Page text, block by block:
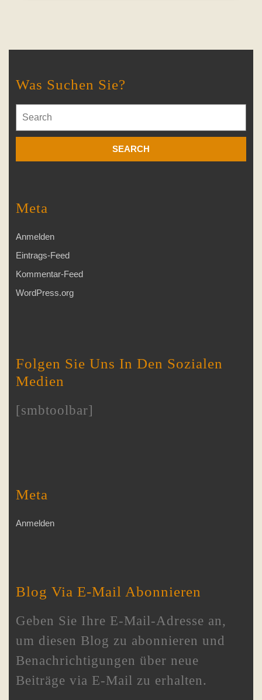
Was Suchen Sie?
for:
Meta
Anmelden
Eintrags-Feed
Kommentar-Feed
WordPress.org
Folgen Sie Uns In Den Sozialen
Medien
[smbtoolbar]
Meta
Anmelden
Blog Via E-Mail Abonnieren
Geben Sie Ihre E-Mail-Adresse an,
um diesen Blog zu abonnieren und
Benachrichtigungen über neue
Beiträge via E-Mail zu erhalten.